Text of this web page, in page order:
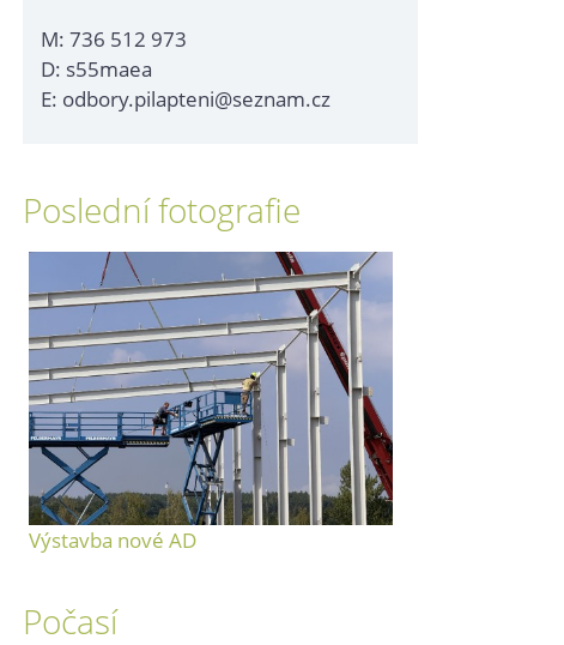
M: 736 512 973
D: s55maea
E: odbory.pilapteni@seznam.cz
Poslední fotografie
Výstavba nové AD
Počasí